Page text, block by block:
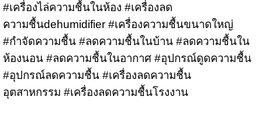
#เครื่องไล่ความชื้นในห้อง #เครื่องลด
ความชื้นdehumidifier #เครื่องความชื้นขนาดใหญ่
#กำจัดความชื้น #ลดความชื้นในบ้าน #ลดความชื้นใน
ห้องนอน #ลดความชื้นในอากาศ #อุปกรณ์ดูดความชื้น
#อุปกรณ์ลดความชื้น #เครื่องลดความชื้น
อุตสาหกรรม #เครื่องลดความชื้นโรงงาน